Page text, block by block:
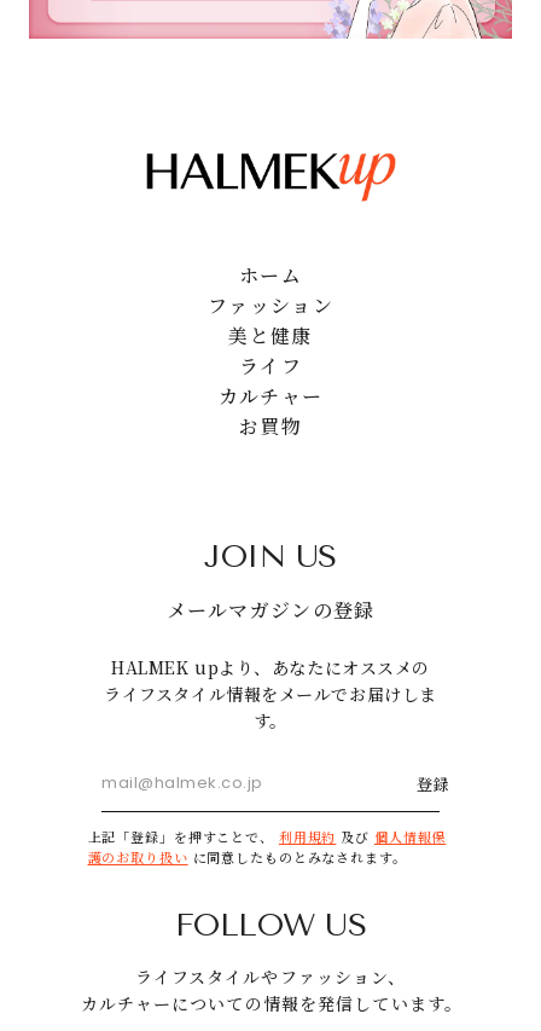
ホーム
ファッション
美と健康
ライフ
カルチャー
お買物
JOIN US
メールマガジンの登録
HALMEK upより、あなたにオススメの
ライフスタイル情報をメールでお届けしま
す。
登録
上記「登録」を押すことで、 利用規約 及び 個人情報保
護のお取り扱い に同意したものとみなされます。
FOLLOW US
ライフスタイルやファッション、
カルチャーについての情報を発信しています。